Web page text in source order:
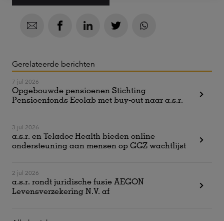
Gerelateerde berichten
7 jul 2026
Opgebouwde pensioenen Stichting
Pensioenfonds Ecolab met buy-out naar a.s.r.
3 jul 2026
a.s.r. en Teladoc Health bieden online
ondersteuning aan mensen op GGZ wachtlijst
2 jul 2026
a.s.r. rondt juridische fusie AEGON
Levensverzekering N.V. af